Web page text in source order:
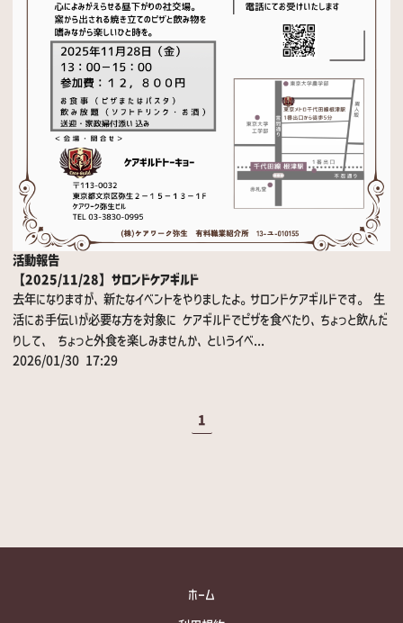
活動報告
【2025/11/28】サロンドケアギルド
去年になりますが、新たなイベントをやりましたよ。サロンドケアギルドです。 生
活にお手伝いが必要な方を対象に ケアギルドでピザを食べたり、ちょっと飲んだ
りして、 ちょっと外食を楽しみませんか、というイベ...
2026/01/30 17:29
1
ホーム